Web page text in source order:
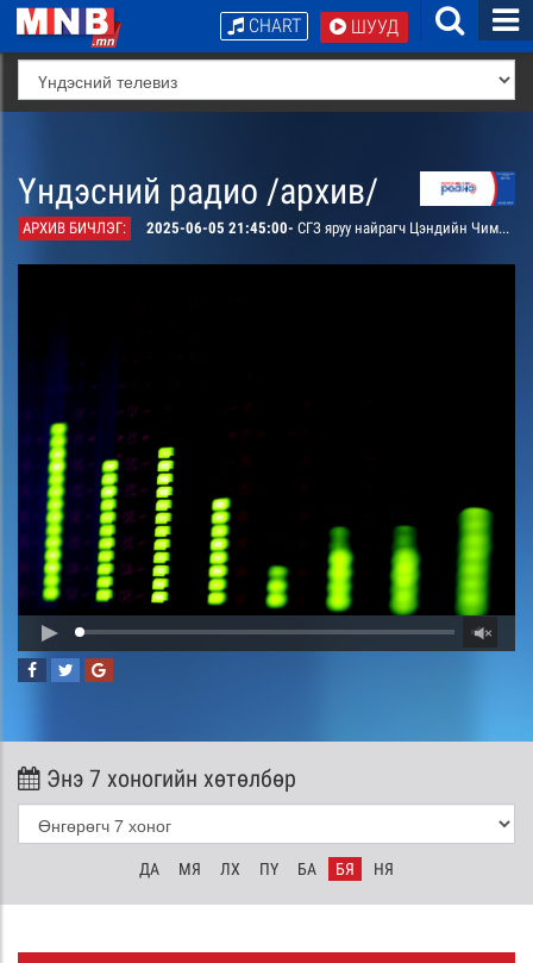
ШУУД
CHART
Үндэсний радио /архив/
АРХИВ БИЧЛЭГ: 2025-06-05 21:45:00- СГЗ яруу найрагч Цэндийн Чимэддоржийн шүлгийн дууны концерт
Энэ 7 хоногийн хөтөлбөр
ДА МЯ ЛХ ПҮ БА БЯ НЯ